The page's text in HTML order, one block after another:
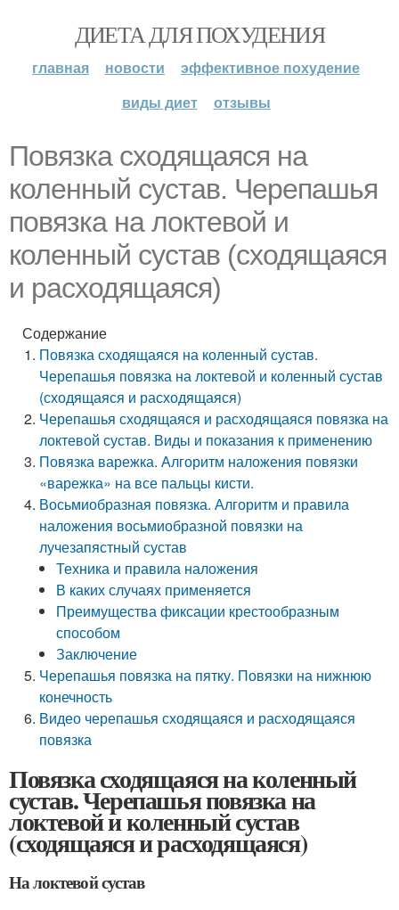
ДИЕТА ДЛЯ ПОХУДЕНИЯ
главная новости
эффективное похудение
виды диет
отзывы
Повязка сходящаяся на
коленный сустав. Черепашья
повязка на локтевой и
коленный сустав (сходящаяся
и расходящаяся)
Содержание
Повязка сходящаяся на коленный сустав.
Черепашья повязка на локтевой и коленный сустав
(сходящаяся и расходящаяся)
Черепашья сходящаяся и расходящаяся повязка на
локтевой сустав. Виды и показания к применению
Повязка варежка. Алгоритм наложения повязки
«варежка» на все пальцы кисти.
Восьмиобразная повязка. Алгоритм и правила
наложения восьмиобразной повязки на
лучезапястный сустав
Техника и правила наложения
В каких случаях применяется
Преимущества фиксации крестообразным
способом
Заключение
Черепашья повязка на пятку. Повязки на нижнюю
конечность
Видео черепашья сходящаяся и расходящаяся
повязка
Повязка сходящаяся на коленный
сустав. Черепашья повязка на
локтевой и коленный сустав
(сходящаяся и расходящаяся)
На локтевой сустав